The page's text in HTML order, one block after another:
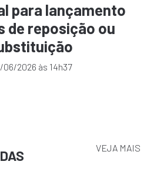
para lançamento
de reposição ou
06/2026 às 14h37
VEJA MAIS